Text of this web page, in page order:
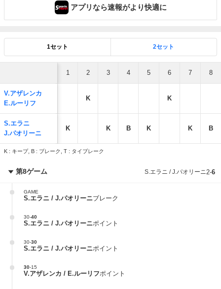
アプリなら速報がより快適に
1セット 2セット
1 2 3 4 5 6 7 8
V.アザレンカ
E.ルーリフ
K K
S.エラニ
J.パオリーニ
K K B K K B
K : キープ, B : ブレーク, T : タイブレーク
第8ゲーム S.エラニ / J.パオリーニ 2-6
GAME
S.エラニ / J.パオリーニブレーク
30-40
S.エラニ / J.パオリーニポイント
30-30
S.エラニ / J.パオリーニポイント
30-15
V.アザレンカ / E.ルーリフポイント